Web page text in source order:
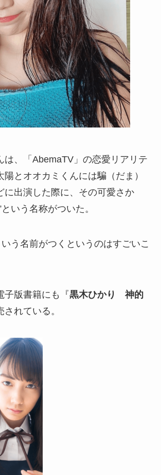
は、「AbemaTV」の恋愛リアリテ
陽とオオカミくんには騙（だま）
に出演した際に、その可愛さか
という名称がついた。
いう名前がつくというのはすごいこ
子版書籍にも『黒木ひかり 神的
されている。